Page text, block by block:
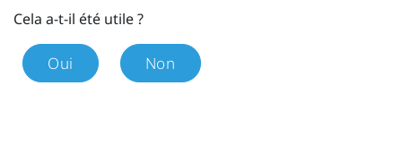
Cela a-t-il été utile ?
Oui Non